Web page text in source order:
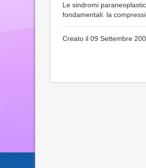
Le sindromi
fondamentali: la
Creato il 09 Settembre